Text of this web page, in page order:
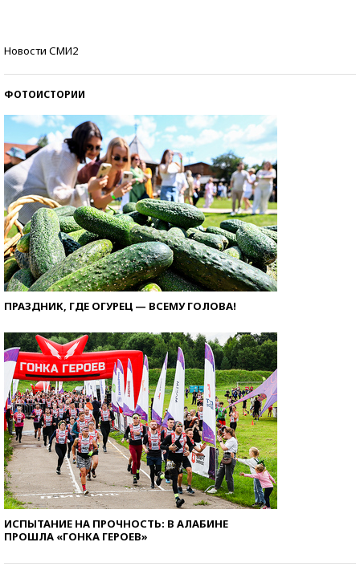
Новости СМИ2
ФОТОИСТОРИИ
ПРАЗДНИК, ГДЕ ОГУРЕЦ — ВСЕМУ ГОЛОВА!
ИСПЫТАНИЕ НА ПРОЧНОСТЬ: В АЛАБИНЕ
ПРОШЛА «ГОНКА ГЕРОЕВ»